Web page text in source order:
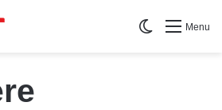
Menu
Switch skin